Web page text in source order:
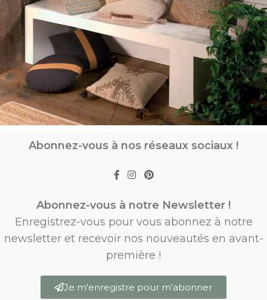
Abonnez-vous à nos réseaux sociaux !
Abonnez-vous à notre Newsletter !
Enregistrez-vous pour vous abonnez à notre
newsletter et recevoir nos nouveautés en avant-
première !
Je m'enregistre pour m'abonner